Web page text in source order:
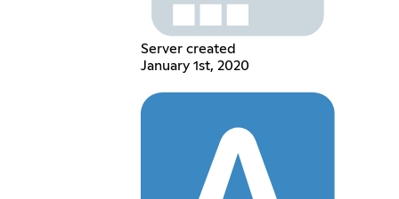
Server created
January 1st, 2020